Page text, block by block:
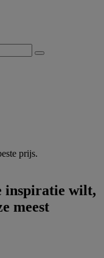
prijs.
inspiratie wilt,
meest